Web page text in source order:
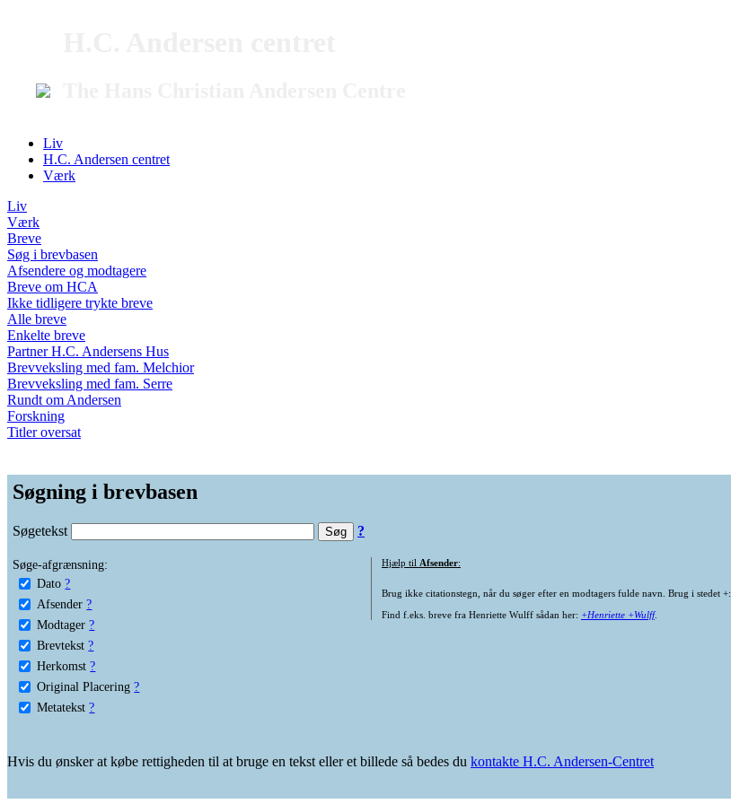
Liv
H.C. Andersen centret
Værk
Liv
Værk
Breve
Søg i brevbasen
Afsendere og modtagere
Breve om HCA
Ikke tidligere trykte breve
Alle breve
Enkelte breve
Partner H.C. Andersens Hus
Brevveksling med fam. Melchior
Brevveksling med fam. Serre
Rundt om Andersen
Forskning
Titler oversat
Søgning i brevbasen
Søgetekst ?
Søge-afgrænsning:
Dato ?
Afsender ?
Modtager ?
Brevtekst ?
Herkomst ?
Original Placering ?
Metatekst ?
Hjælp til Afsender:
Brug ikke citationstegn, når du søger efter en modtagers fulde navn. Brug i stedet +:
Find f.eks. breve fra Henriette Wulff sådan her: +Henriette +Wulff.
Hvis du ønsker at købe rettigheden til at bruge en tekst eller et billede så bedes du kontakte H.C. Andersen-Centret